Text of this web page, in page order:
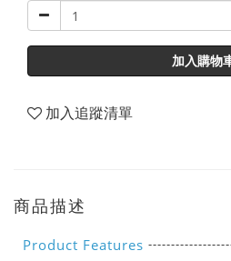
加入購物
加入追蹤清單
商品描述
Product Features